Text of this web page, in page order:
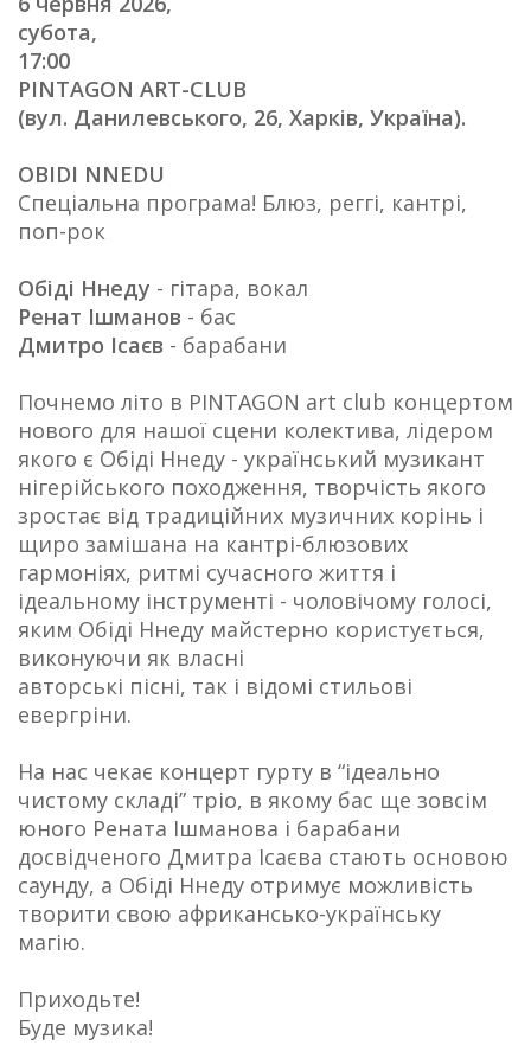
субота,
17:00
PINTAGON ART-CLUB
(вул. Данилевського, 26, Харків, Україна).
OBIDI NNEDU
Спеціальна програма! Блюз, реггі, кантрі,
поп-рок
Обіді Ннеду - гітара, вокал
Ренат Ішманов - бас
Дмитро Ісаєв - барабани
Почнемо літо в PINTAGON art club концертом
нового для нашої сцени колектива, лідером
якого є Обіді Ннеду - український музикант
нігерійського походження, творчість якого
зростає від традиційних музичних корінь і
щиро замішана на кантрі-блюзових
гармоніях, ритмі сучасного життя і
ідеальному інструменті - чоловічому голосі,
яким Обіді Ннеду майстерно користується,
виконуючи як власні
авторські пісні, так і відомі стильові
евергріни.
На нас чекає концерт гурту в “ідеально
чистому складі” тріо, в якому бас ще зовсім
юного Рената Ішманова і барабани
досвідченого Дмитра Ісаєва стають основою
саунду, а Обіді Ннеду отримує можливість
творити свою африкансько-українську
магію.
Приходьте!
Буде музика!